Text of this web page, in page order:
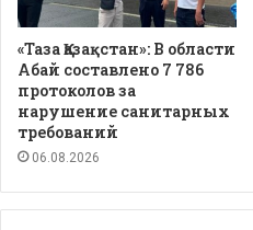
«Таза Қазақстан»: В области
Абай составлено 7 786
протоколов за
нарушение санитарных
требований
06.08.2026